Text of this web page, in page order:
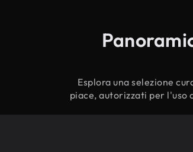
Esplora una selezione
piace, autorizzati per l'uso